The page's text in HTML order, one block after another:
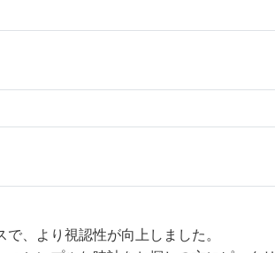
、より視認性が向上しました。